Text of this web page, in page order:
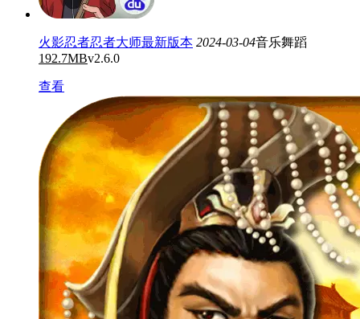
火影忍者忍者大师最新版本 2024-03-04音乐舞蹈
192.7MBv2.6.0
查看